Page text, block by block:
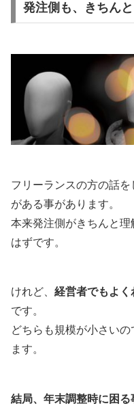
発注側も、きちん
フリーランスの方の話
がある事があります。
本来発注側がきちんと
はずです。
けれど、 経営者でもよ
です。
どちらも規模が小さい
ます。
結局、年末調整時に困